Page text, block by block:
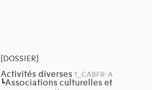
[DOSSIER]
Activités diverses 1_CABFR-A
┗Associations culturelles et